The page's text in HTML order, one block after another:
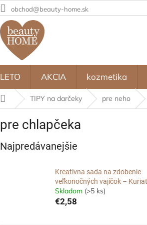
obchod@beauty-home.sk
LETO AKCIA kozmetika
DomovTIPY na darčeky pre neho
pre chlapčeka
Najpredávanejšie
Kreatívna sada na zdobenie
veľkonočných vajíčok –
Skladom (>5 ks)
€2,58